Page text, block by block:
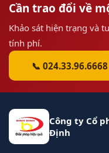
Cần trao đổi về
Khảo sát hiện trạng và
tính phí.
📞 024.33.96.6668
Công ty Cổ
Định